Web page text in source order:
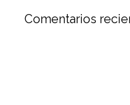
Comentarios